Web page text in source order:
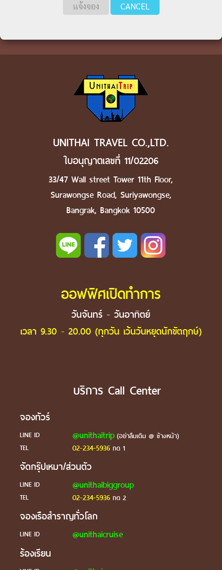
แจ้งจอง CANCEL
UNITHAI TRAVEL CO.,LTD.
ใบอนุญาตเลขที่ 11/02206
33/47 Wall street Tower 11th Floor,
Surawongse Road, Suriyawongse,
Bangrak, Bangkok 10500
ออฟฟิศเปิดทำการ
วันจันทร์ - วันอาทิตย์
เวลา 9.30 - 20.00 (ทุกวัน เว้นวันหยุดนักขัตฤกษ์)
บริการ Call Center
จองทัวร์
LINE ID @unithaitrip(อย่าลืมเติม @ ข้างหน้า)
TEL
02-234-5936กด 1
จัดกรุ๊ปเหมา/ส่วนตัว
LINE ID @unithaibiggroup
TEL 02-234-5936กด 2
จองเรือสำราญทั่วโลก
LINE ID @unithaicruise
ร้องเรียน